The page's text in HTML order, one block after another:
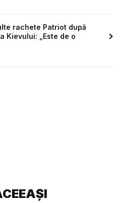
rachete Patriot după
Kievului: „Este de o